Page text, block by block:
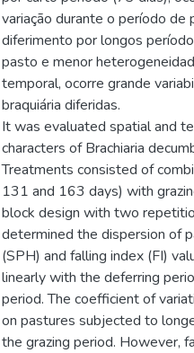
variação durante o período de
diferimento por longos
pasto e menor
temporal, ocorre grande
braquiária diferidas.
It was evaluated spatial and
characters of Brachiaria
Treatments consisted of
131 and 163 days) with
block design with two
determined the dispersion of
(SPH) and falling index (FI)
linearly with the deferring
period. The coefficient of
on pastures subjected to
the grazing period. However,